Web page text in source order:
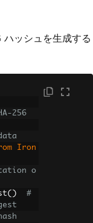
ッシュを生成する
256
Iron
o
()
#